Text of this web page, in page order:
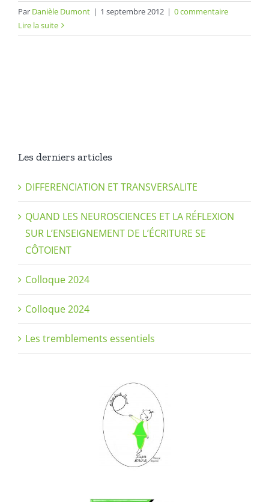
Par Danièle Dumont | 1 septembre 2012 | 0 commentaire
Lire la suite
Les derniers articles
DIFFERENCIATION ET TRANSVERSALITE
QUAND LES NEUROSCIENCES ET LA RÉFLEXION
SUR L’ENSEIGNEMENT DE L’ÉCRITURE SE
CÔTOIENT
Colloque 2024
Colloque 2024
Les tremblements essentiels